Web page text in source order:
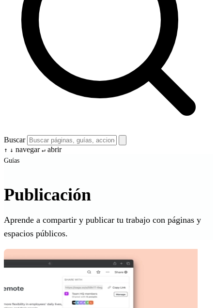
Buscar
↑ ↓ navegar ↵ abrir
Guías
Publicación
Aprende a compartir y publicar tu trabajo con páginas y
espacios públicos.